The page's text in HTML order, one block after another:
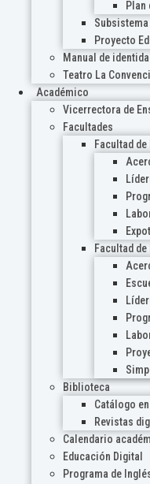
Plan
Subsistema
Proyecto
Manual de
Teatro La
Académico
Vicerrectora de
Facultades
Facultad
Facultad
Biblioteca
Catálogo
Revistas
Calendario
Educación Digital
Programa de